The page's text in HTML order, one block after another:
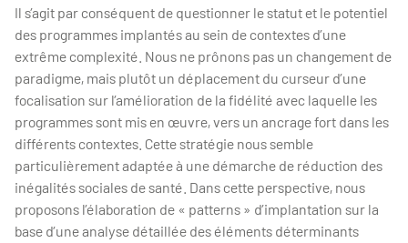
Il s’agit par conséquent de questionner le statut et le potentiel
des programmes implantés au sein de contextes d’une
extrême complexité. Nous ne prônons pas un changement de
paradigme, mais plutôt un déplacement du curseur d’une
focalisation sur l’amélioration de la fidélité avec laquelle les
programmes sont mis en œuvre, vers un ancrage fort dans les
différents contextes. Cette stratégie nous semble
particulièrement adaptée à une démarche de réduction des
inégalités sociales de santé. Dans cette perspective, nous
proposons l’élaboration de « patterns » d’implantation sur la
base d’une analyse détaillée des éléments déterminants